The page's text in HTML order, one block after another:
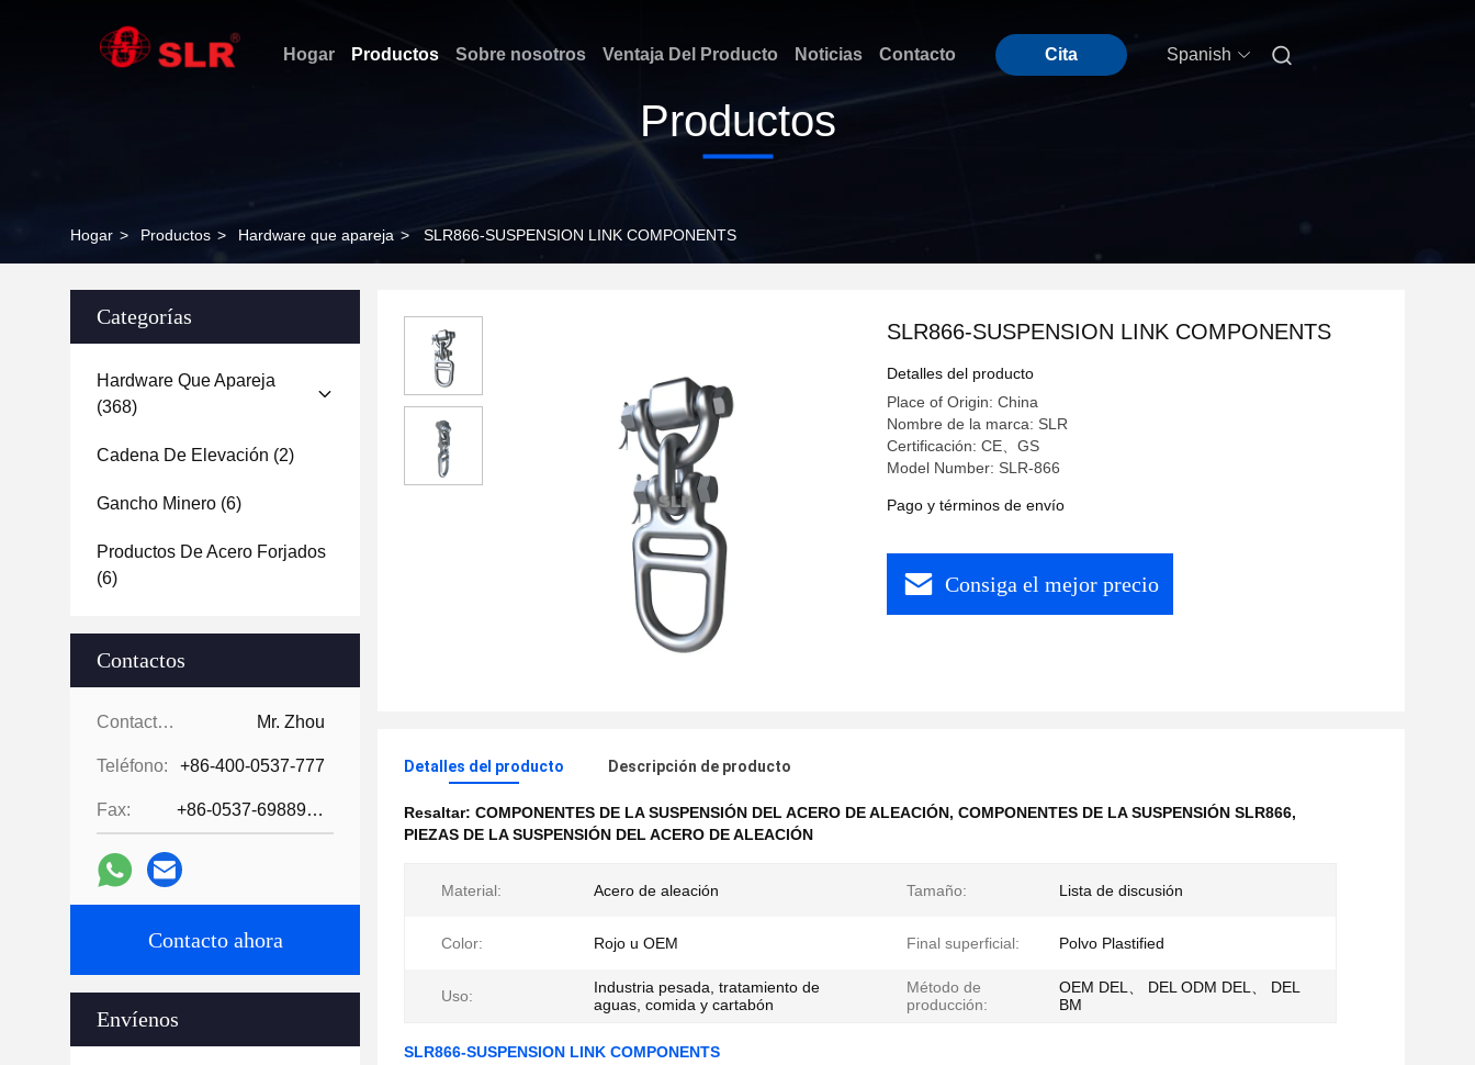
Hogar Productos Sobre nosotros Ventaja Del Producto Noticias Contacto Cita Spanish 
Productos
Hogar > Productos > Hardware que apareja > SLR866-SUSPENSION LINK COMPONENTS
Categorías
Hardware Que Apareja
(368)
Cadena De Elevación (2)
Gancho Minero (6)
Productos De Acero Forjados
(6)
Contactos
Contactos: Mr. Zhou
Teléfono: +86-400-0537-777
Fax: +86-0537-6988978
Contacto ahora
Envíenos
SLR866-SUSPENSION LINK COMPONENTS
Detalles del producto
Place of Origin: China
Nombre de la marca: SLR
Certificación: CE、GS
Model Number: SLR-866
Pago y términos de envío
Consiga el mejor precio
Detalles del producto Descripción de producto
Resaltar: COMPONENTES DE LA SUSPENSIÓN DEL ACERO DE ALEACIÓN, COMPONENTES DE LA SUSPENSIÓN SLR866,
PIEZAS DE LA SUSPENSIÓN DEL ACERO DE ALEACIÓN
Material: Acero de aleación Tamaño: Lista de discusión
Color: Rojo u OEM Final superficial: Polvo Plastified
Uso:
Industria pesada, tratamiento de
aguas, comida y cartabón
Método de
producción:
OEM DEL、 DEL ODM DEL、 DEL
BM
SLR866-SUSPENSION LINK COMPONENTS